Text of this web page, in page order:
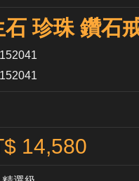
珍珠 鑽石
14,580